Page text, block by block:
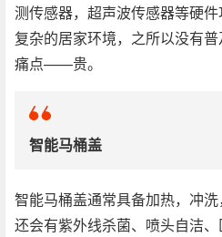
测传感器，超声波传感器等硬
复杂的居家环境，之所以没有
痛点——贵。
智能马桶盖
智能马桶盖通常具备加热，冲
还会有紫外线杀菌、喷头自洁